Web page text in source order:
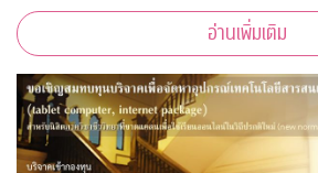
อ่านเพิ่มเติม